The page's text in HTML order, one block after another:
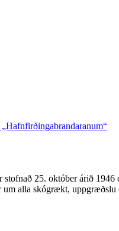
25. október árið
alla skógrækt,